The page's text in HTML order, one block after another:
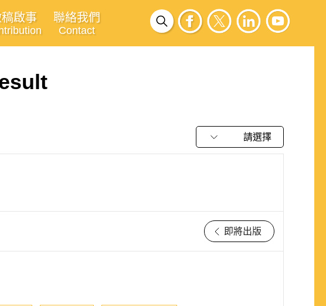
啟事 聯絡我們
Contact
請選擇
即將出版